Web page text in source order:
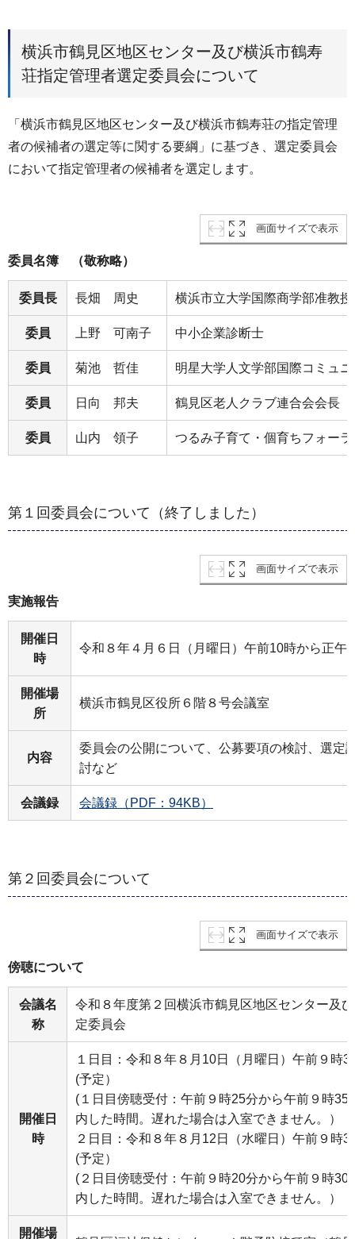
横浜市鶴見区地区センター及び横浜市鶴寿
荘指定管理者選定委員会について
「横浜市鶴見区地区センター及び横浜市鶴寿荘の指定管理
者の候補者の選定等に関する要綱」に基づき、選定委員会
において指定管理者の候補者を選定します。
画面サイズで表示
委員名簿 （敬称略）
委員長 長畑 周史 横浜市立大学国際商学部准教授
委員 上野 可南子 中小企業診断士
委員 菊池 哲佳 明星大学人文学部国際コミュ
委員 日向 邦夫 鶴見区老人クラブ連合会会長
委員 山内 領子 つるみ子育て・個育ちフォー
第１回委員会について（終了しました）
画面サイズで表示
実施報告
開催日
時
令和８年４月６日（月曜日）午前10時から正午
開催場
所
横浜市鶴見区役所６階８号会議室
内容
委員会の公開について、公募要項の検討、選定
討など
会議録 会議録（PDF：94KB）
第２回委員会について
画面サイズで表示
傍聴について
会議名
称
令和８年度第２回横浜市鶴見区地区センター及
定委員会
開催日
時
１日目：令和８年８月10日（月曜日）午前９時
(予定）
(１日目傍聴受付：午前９時25分から午前９時35
内した時間。遅れた場合は入室できません。）
２日目：令和８年８月12日（水曜日）午前９時
(予定）
(２日目傍聴受付：午前９時20分から午前９時30
内した時間。遅れた場合は入室できません。）
開催場